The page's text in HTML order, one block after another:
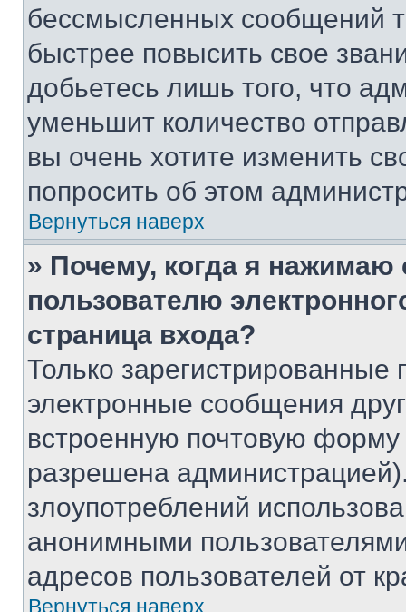
бессмысленных сообщений
быстрее повысить свое
добьетесь лишь того, что
уменьшит количество
вы очень хотите изменить
попросить об этом
Вернуться наверх
» Почему, когда я нажимаю
пользователю
страница входа?
Только зарегистрированные
электронные сообщения
встроенную почтовую
разрешена
злоупотреблений
анонимными
адресов пользователей от
Вернуться наверх